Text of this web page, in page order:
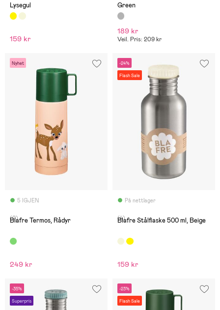
Lysegul
159 kr
Green
189 kr
Veil. Pris: 209 kr
Nyhet
5 IGJEN
(0)
Blafre Termos, Rådyr
249 kr
-24%
Flash Sale
På nettlager
(4)
Blafre Stålflaske 500 ml, Beige
159 kr
-35%
Superpris
-23%
Flash Sale